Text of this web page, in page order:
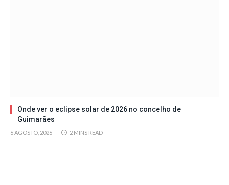
Onde ver o eclipse solar de 2026 no concelho de
Guimarães
6 AGOSTO, 2026 2 MINS READ